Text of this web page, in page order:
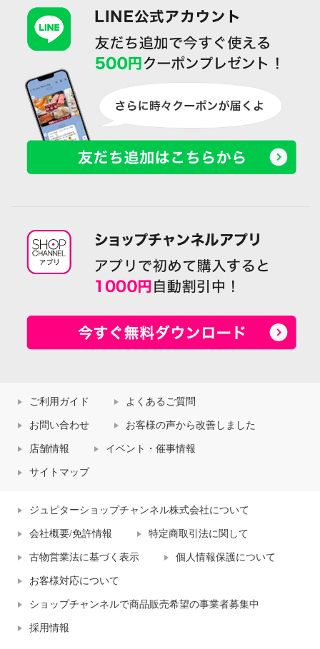
ご利用ガイド よくあるご質問
お問い合わせ お客様の声から改善しました
店舗情報 イベント・催事情報
サイトマップ
ジュピターショップチャンネル株式会社について
会社概要/免許情報 特定商取引法に関して
古物営業法に基づく表示 個人情報保護について
お客様対応について
ショップチャンネルで商品販売希望の事業者募集中
採用情報